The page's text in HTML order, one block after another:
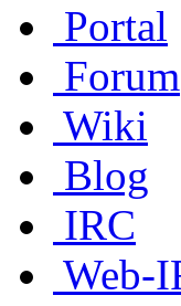
Portal
Forum
Wiki
Blog
IRC
Web-